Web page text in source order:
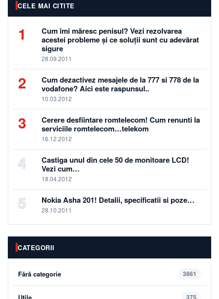
CELE MAI CITITE
1
Cum îmi măresc penisul? Vezi rezolvarea
acestei probleme și ce soluții sunt cu adevărat
sigure
28.09.2011
2
Cum dezactivez mesajele de la 777 si 778 de la
vodafone? Aici este raspunsul..
10.03.2012
3
Cerere desfiintare romtelecom! Cum renunti la
serviciile romtelecom…telekom
16.12.2012
4
Castiga unul din cele 50 de monitoare LCD!
Vezi cum…
18.04.2012
5 Nokia Asha 201! Detalii, specificatii si poze…
28.10.2011
CATEGORII
Fără categorie 3861
Utile 375